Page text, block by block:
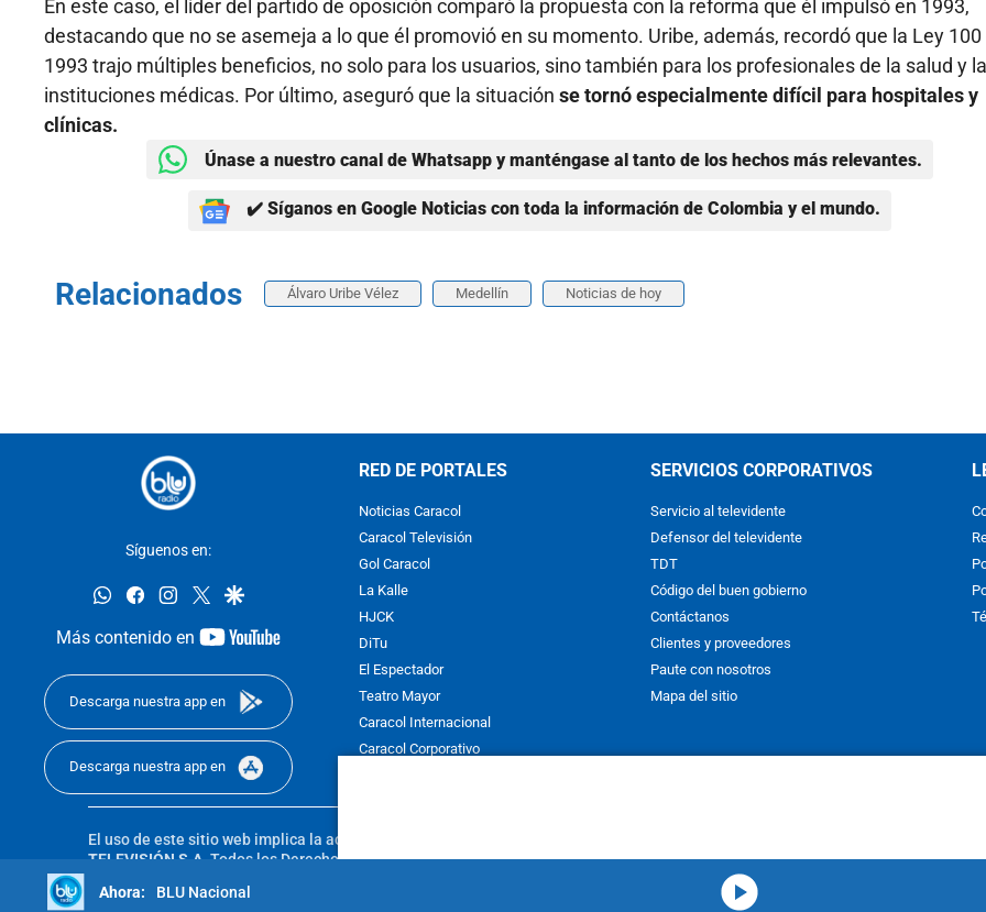
En este caso, el líder del partido de oposición comparó la propuesta con la reforma que él impulsó en 1993,
destacando que no se asemeja a lo que él promovió en su momento. Uribe, además, recordó que la Ley 100
1993 trajo múltiples beneficios, no solo para los usuarios, sino también para los profesionales de la salud y
instituciones médicas. Por último, aseguró que la situación se tornó especialmente difícil para hospitales y
clínicas.
Únase a nuestro canal de Whatsapp y manténgase al tanto de los hechos más relevantes.
✔️ Síganos en Google Noticias con toda la información de Colombia y el mundo.
Relacionados Álvaro Uribe Vélez Medellín Noticias de hoy
Síguenos en:
whatsappfacebookinstagram
twittergoogle
Más contenido en
youtube-
Descarga nuestra app en
Descarga nuestra app en
RED DE PORTALES
Noticias Caracol
Caracol Televisión
Gol Caracol
La Kalle
HJCK
DiTu
El Espectador
Teatro Mayor
Caracol Internacional
Caracol Corporativo
SERVICIOS CORPORATIVOS
Servicio al televidente
Defensor del televidente
TDT
Código del buen gobierno
Contáctanos
Clientes y proveedores
Paute con nosotros
Mapa del sitio
El uso de este sitio web implica la aceptación de los
TELEVISIÓN S.A.Todos los Derechos Reservados D.R.A. Prohibida su reproducción total o parcial, así como su traducción a
sin autorización escrita de su titular. Reproduction in whole or in part, or translation without written permission is prohibited. All
reserved 2025.BLU Nacional